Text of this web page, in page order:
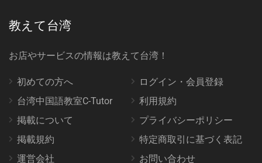
教えて台湾
お店やサービスの情報は教えて台湾！
初めての方へ
台湾中国語教室C-Tutor
掲載について
掲載規約
運営会社
ログイン・会員登録
利用規約
プライバシーポリシー
特定商取引に基づく表記
お問い合わせ